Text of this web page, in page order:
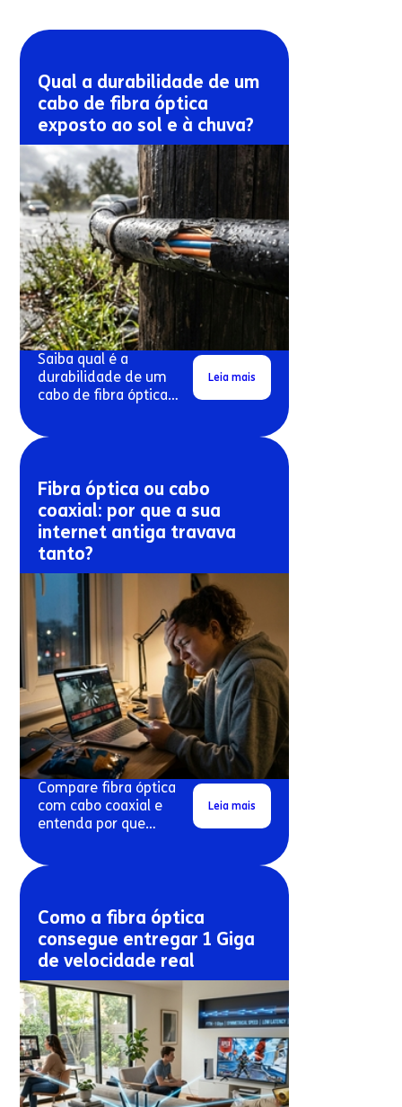
Qual a durabilidade de um
cabo de fibra óptica
exposto ao sol e à chuva?
Saiba qual é a
durabilidade de um
cabo de fibra óptica
chuva.
Leia mais
Fibra óptica ou cabo
coaxial: por que a sua
internet antiga travava
tanto?
Compare fibra óptica
com cabo coaxial e
entenda por que
costumam travar mais.
Leia mais
Como a fibra óptica
consegue entregar 1 Giga
de velocidade real